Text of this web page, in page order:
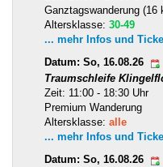
Ganztagswanderung (16
Altersklasse: 30-49
... mehr Infos und
Datum: So, 16.08.26
Traumschleife
Zeit: 11:00 - 18:30 Uhr
Premium Wanderung
Altersklasse: alle
... mehr Infos und
Datum: So, 16.08.26